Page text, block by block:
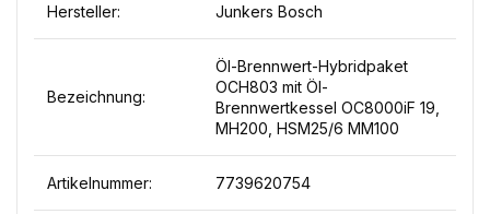
Hersteller: Junkers Bosch
Bezeichnung:
Öl-Brennwert-Hybridpaket
OCH803 mit Öl-
Brennwertkessel OC8000iF 19,
MH200, HSM25/6 MM100
Artikelnummer: 7739620754